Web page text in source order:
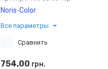
Noris-Color
Все параметры
Сравнить
754,00 грн.